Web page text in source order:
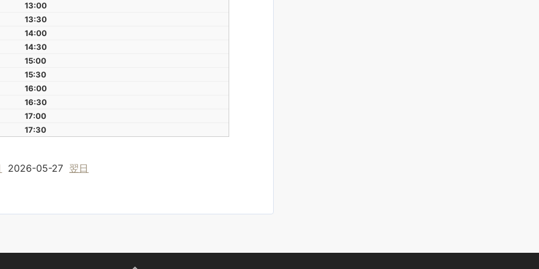
13:00
13:30
14:00
14:30
15:00
15:30
16:00
16:30
17:00
17:30
2026-05-27 翌日